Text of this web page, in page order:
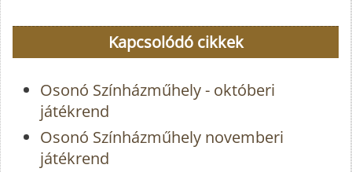
Kapcsolódó cikkek
Osonó Színházműhely - októberi
játékrend
Osonó Színházműhely novemberi
játékrend